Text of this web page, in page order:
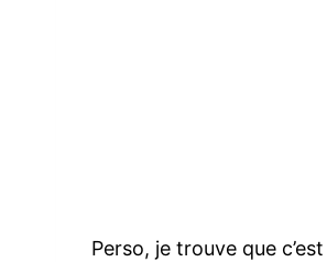
Perso, je trouve que